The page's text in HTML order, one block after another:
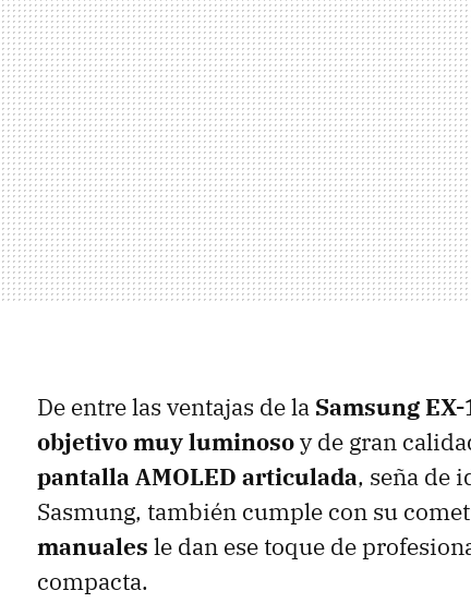
De entre las ventajas de la Samsung EX-
objetivo muy luminosoy de gran
pantalla AMOLED articulada, seña de
Sasmung, también cumple con su
manuales le dan ese toque de
compacta.